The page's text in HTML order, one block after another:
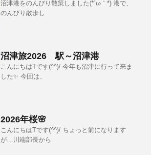
沼津港をのんびり散策しました(*´ω｀*) 港で、
のんびり散歩し
沼津旅2026 駅～沼津港
こんにちはTです(^^)/ 今年も沼津に行って来ま
した✨ 今回は、
2026年桜🌸
こんにちはTです(^^)/ ちょっと前になります
が…川端部長から